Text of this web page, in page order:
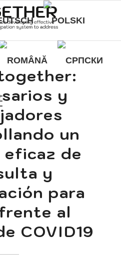
y
un
eficaz de
y
para
al
COVID19